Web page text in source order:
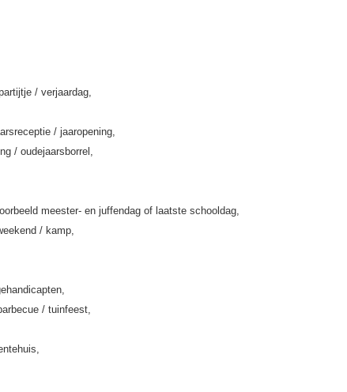
/ verjaardag,
/ jaaropening,
/ oudejaarsborrel,
meester- en juffendag of laatste schooldag,
/ kamp,
/ tuinfeest,